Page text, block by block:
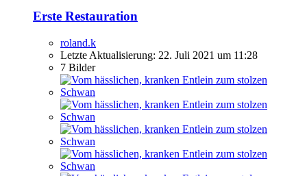
Erste Restauration
roland.k
Letzte Aktualisierung: 22. Juli 2021 um 11:28
7 Bilder